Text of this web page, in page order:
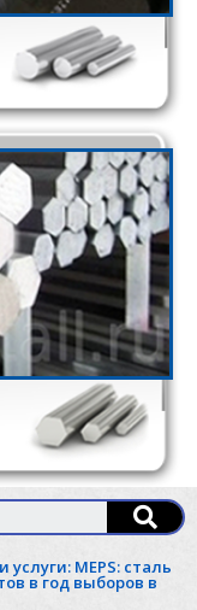
услуги: MEPS: cталь
в год выборов в